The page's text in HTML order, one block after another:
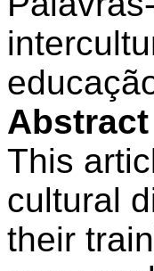
Abstract
This
cultural
their